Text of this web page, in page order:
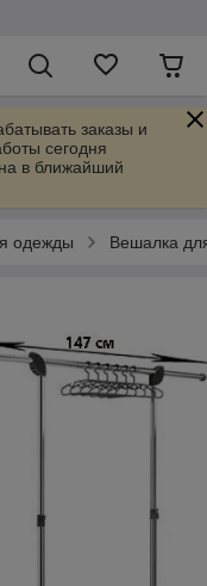
заказы и
сегодня
в ближайший
одежды Вешалка